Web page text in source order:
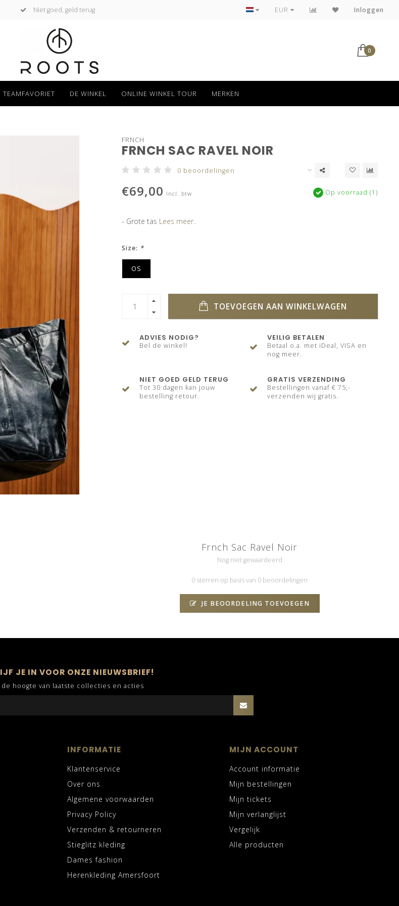
Niet goed, geld terug Tot 30 dagen kan jouw bestelling retour
EUR Inloggen
0
TEAMFAVORIET DE WINKEL ONLINE WINKEL TOUR MERKEN
FRNCH
FRNCH SAC RAVEL NOIR
0 beoordelingen
€69,00 Incl. btw Op voorraad (1)
- Grote tas Lees meer..
Size: *
OS
TOEVOEGEN AAN WINKELWAGEN
ADVIES NODIG?
Bel de winkel!
VEILIG BETALEN
Betaal o.a. met iDeal, VISA en
nog meer.
NIET GOED GELD TERUG
Tot 30 dagen kan jouw
bestelling retour.
GRATIS VERZENDING
Bestellingen vanaf € 75,-
verzenden wij gratis.
Frnch Sac Ravel Noir
Nog niet gewaardeerd
0 sterren op basis van 0 beoordelingen
JE BEOORDELING TOEVOEGEN
JE IN VOOR ONZE NIEUWSBRIEF!
hoogte van laatste collecties en acties
INFORMATIE
Klantenservice
Over ons
Algemene voorwaarden
Privacy Policy
Verzenden & retourneren
Stieglitz kleding
Dames fashion
Herenkleding Amersfoort
MIJN ACCOUNT
Account informatie
Mijn bestellingen
Mijn tickets
Mijn verlanglijst
Vergelijk
Alle producten